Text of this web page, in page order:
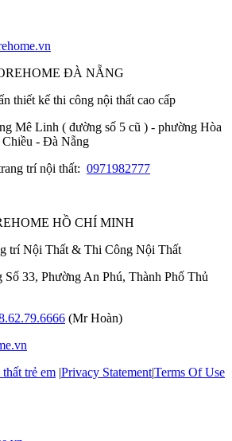
ĐÀ NẴNG
thiết kế thi công nội thất cao cấp
Mê Linh ( đường số 5 cũ ) - phường Hòa
- Đà Nẵng
trí nội thất: 0971982777
HỒ CHÍ MINH
trí Nội Thất & Thi Công Nội Thất
33, Phường An Phú, Thành Phố Thủ
(Mr Hoàn)
trẻ em |Privacy Statement|Terms Of Use